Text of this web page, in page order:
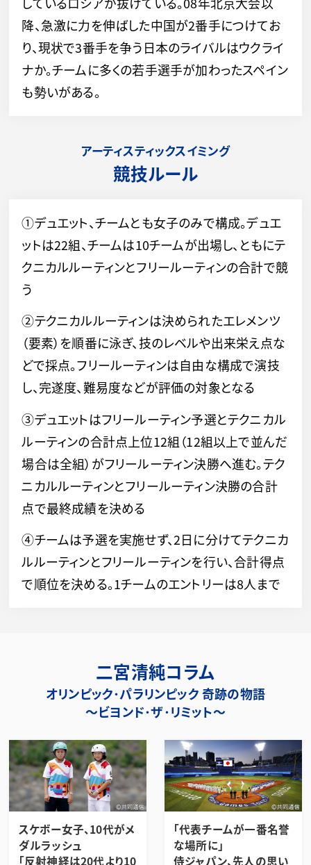
降、急激に力を伸ばした中国が2番手につけてお
り、現状で3番手を争う日本のライバルはウクライ
ナか。チームに多くの若手選手が加わったスペイン
も勢いがある。
アーティスティックスイミング
競技ルール
①デュエット、チームとも女子のみで構成。デュエ
ットは22組、チームは10チームが出場し、ともにテ
クニカルルーティンとフリールーティンの合計で競
う
②テクニカルルーティンは決められたエレメンツ
（要素）を順番に泳ぎ、技のレベルや出来栄え点な
どで採点。フリールーティンは自由な構成で演技
し、完遂度、難易度などが評価の対象となる
③デュエットはフリールーティン予選とテクニカル
ルーティンの合計点上位12組（12組以上で並んだ
場合は全組）がフリールーティン決勝へ進む。テク
ニカルルーティンとフリールーティン決勝の合計
点で最終成績を決める
④チームは予選を実施せず、2日に分けてテクニカ
ルルーティンとフリールーティンを行い、合計得点
で順位を決める。1チームのエントリーは8人まで
二宮清純コラム
オリンピック･パラリンピック 奇跡の物語
～ビヨンド･ザ･リミット～
スケボー女子、10代がメ
ダルラッシュ
「反射神経は20代より10
「代表チームが一番名誉
な場所に」
侍ジャパン、先人の思い